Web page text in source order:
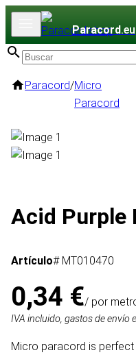
Paracord.eu
Paracord/Micro
Paracord
Acid Purple
Artículo# MT010470
0,34 €/ por
IVA incluido, gastos de envío
Micro paracord is perfect